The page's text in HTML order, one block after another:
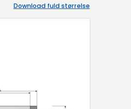
Download fuld størrelse